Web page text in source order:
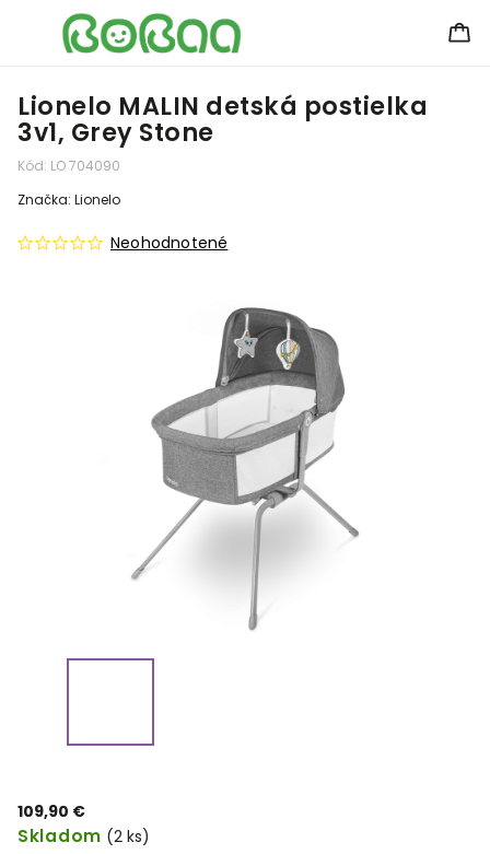
Lionelo MALIN detská postielka
3v1, Grey Stone
Kód: LO 704090
Neohodnotené
Značka: Lionelo
109,90 €
Skladom (2 ks)